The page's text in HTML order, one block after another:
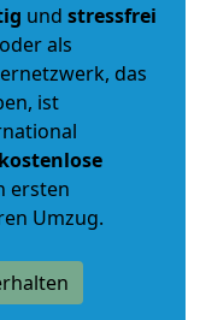
und stressfrei
oder als
das
ist
ersten
Umzug.